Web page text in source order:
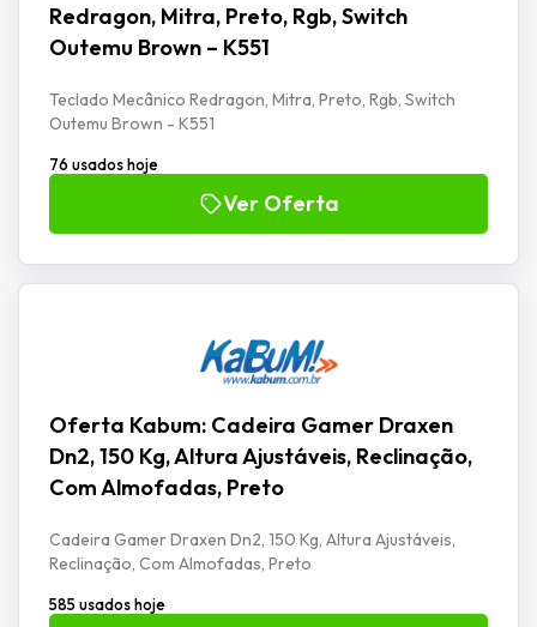
Redragon, Mitra, Preto, Rgb, Switch
Outemu Brown – K551
Teclado Mecânico Redragon, Mitra, Preto, Rgb, Switch
Outemu Brown - K551
76 usados hoje
Ver Oferta
Oferta Kabum: Cadeira Gamer Draxen
Dn2, 150 Kg, Altura Ajustáveis, Reclinação,
Com Almofadas, Preto
Cadeira Gamer Draxen Dn2, 150 Kg, Altura Ajustáveis,
Reclinação, Com Almofadas, Preto
585 usados hoje